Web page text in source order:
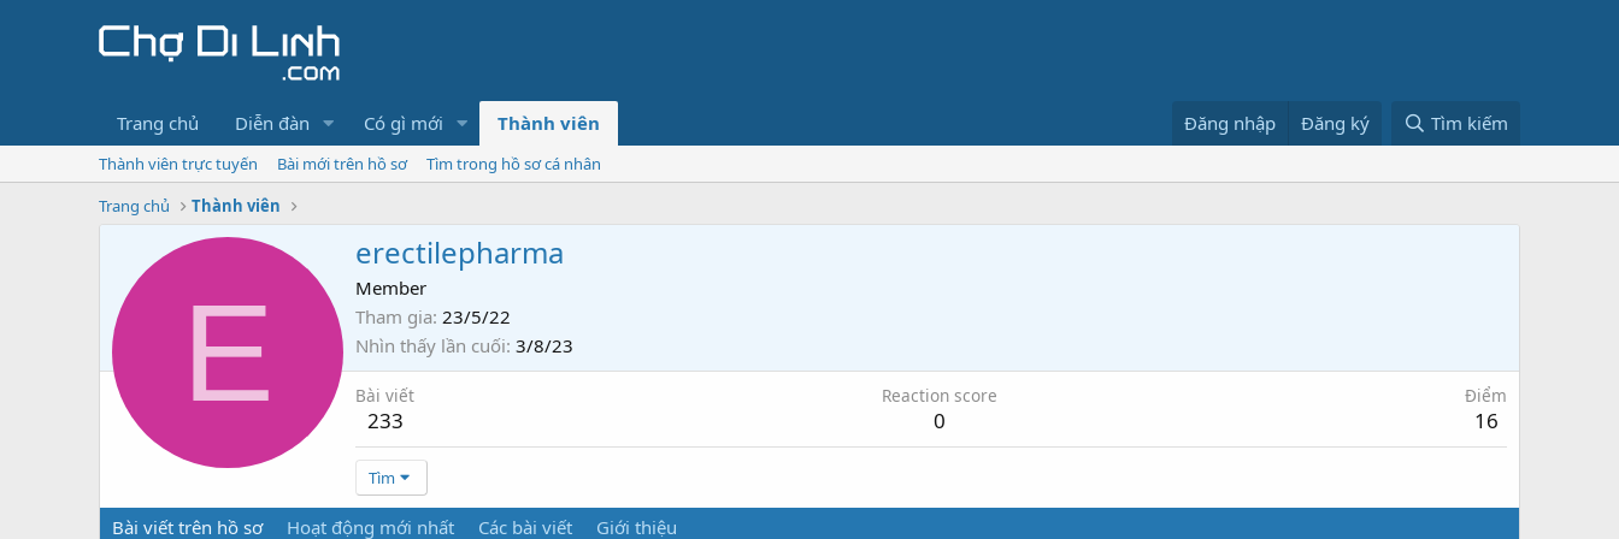
Trang chủ Diễn đàn Có gì mới Thành viên Đăng nhập Đăng ký Tìm kiếm
Thành viên trực tuyến Bài mới trên hồ sơ
Tìm trong hồ sơ cá nhân
Trang chủ
Thành viên
E
erectilepharma
Member
Tham gia 23/5/22
Nhìn thấy lần cuối 3/8/23
Bài viết
233
Reaction score
0
Điểm
16
Tìm
Bài viết trên hồ sơ Hoạt động mới nhất Các bài viết Giới thiệu